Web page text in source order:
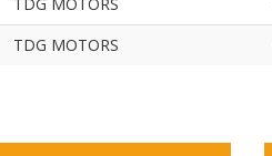
TDG MOTORS